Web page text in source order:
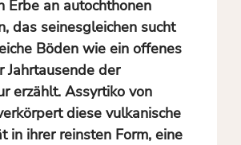
Erbe an autochthonen
das seinesgleichen sucht
Böden wie ein offenes
Jahrtausende der
erzählt. Assyrtiko von
diese vulkanische
in ihrer reinsten Form, eine